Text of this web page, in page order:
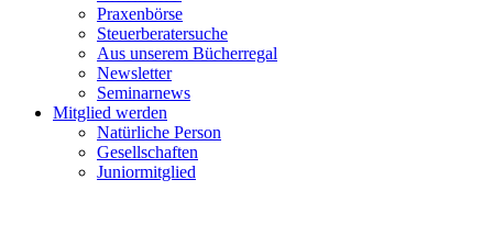
Praxenbörse
Steuerberatersuche
Aus unserem Bücherregal
Newsletter
Seminarnews
Mitglied werden
Natürliche Person
Gesellschaften
Juniormitglied